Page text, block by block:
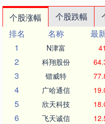
个股涨幅 个股跌幅
排名
名称 最
1
N津富 41
2 科翔股份
3 锴威特
4 广哈通信
5 欣天科技
6 飞天诚信